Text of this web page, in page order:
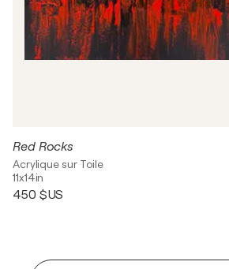
Red Rocks
Acrylique sur Toile
11x14in
450 $US